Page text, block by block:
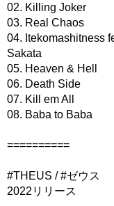
02. Killing Joker
03. Real Chaos
04. Itekomashitness
Sakata
05. Heaven & Hell
06. Death Side
07. Kill em All
08. Baba to Baba
==========
#THEUS / #ゼウス
2022リリース